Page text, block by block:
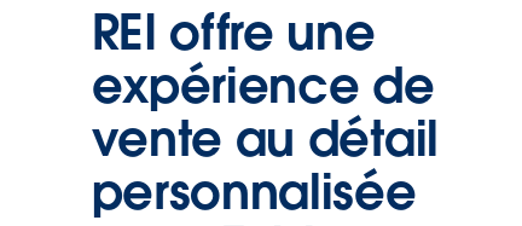
REI offre une
expérience de
vente au détail
personnalisée